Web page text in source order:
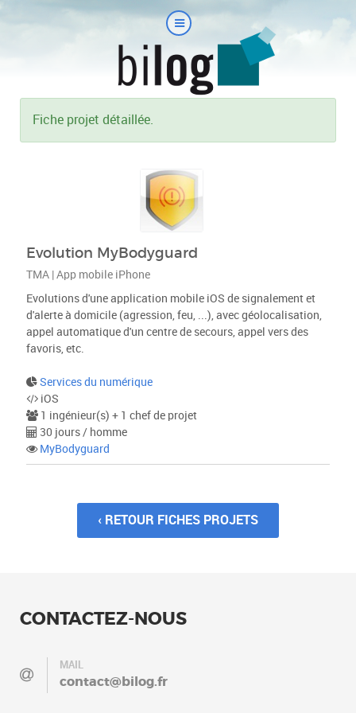
Fiche projet détaillée.
Evolution MyBodyguard
TMA | App mobile iPhone
Evolutions d'une application mobile iOS de signalement et
d'alerte à domicile (agression, feu, ...), avec géolocalisation,
appel automatique d'un centre de secours, appel vers des
favoris, etc.
Services du numérique
iOS
1 ingénieur(s) + 1 chef de projet
30 jours / homme
MyBodyguard
‹ RETOUR FICHES PROJETS
CONTACTEZ-NOUS
MAIL
contact@bilog.fr